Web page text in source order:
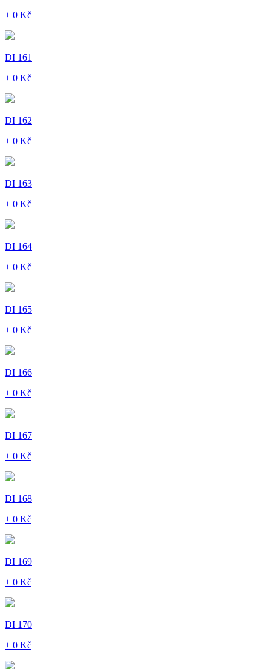
+ 0 Kč
DI 161
+ 0 Kč
DI 162
+ 0 Kč
DI 163
+ 0 Kč
DI 164
+ 0 Kč
DI 165
+ 0 Kč
DI 166
+ 0 Kč
DI 167
+ 0 Kč
DI 168
+ 0 Kč
DI 169
+ 0 Kč
DI 170
+ 0 Kč